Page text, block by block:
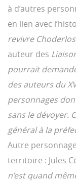
à d’autres
en lien avec
revivre
auteur des
pourrait
des auteurs du
personnages
sans le dévoyer.
général à la
Autre
territoire : Jules
n’est quand